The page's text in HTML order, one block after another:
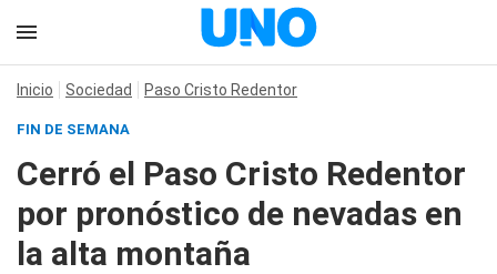
Inicio Sociedad Paso Cristo Redentor
FIN DE SEMANA
Cerró el Paso Cristo Redentor
por pronóstico de nevadas en
la alta montaña